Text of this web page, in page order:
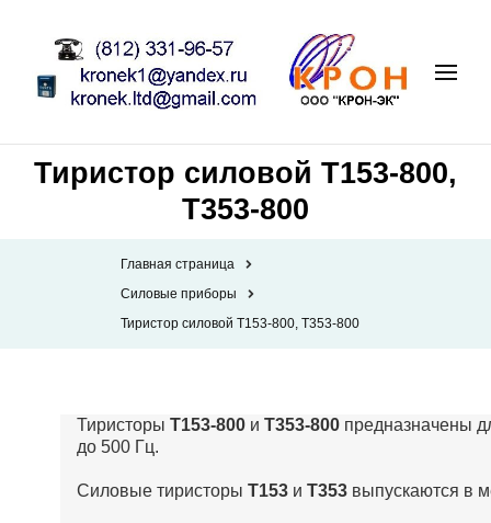
Тиристор силовой Т153-800,
Т353-800
Главная страница
Силовые приборы
Тиристор силовой Т153-800, Т353-800
Тиристоры Т153-800 и Т353-800 предназначены
до 500 Гц.
Силовые тиристоры Т153 и Т353 выпускаются в